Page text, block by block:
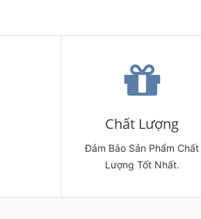
Chất Lượng
Đảm Bảo Sản Phẩm Chất
Lượng Tốt Nhất.